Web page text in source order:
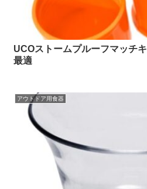
UCOストームプルーフマッチ
最適
アウトドア用食器